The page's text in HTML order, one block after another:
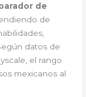
de
de
datos de
el rango
mexicanos al